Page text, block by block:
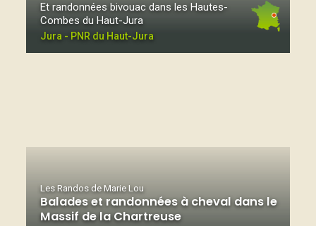
Et randonnées bivouac dans les Hautes-
Combes du Haut-Jura
Jura - PNR du Haut-Jura
Les Randos de Marie Lou
Balades et randonnées à cheval dans le
Massif de la Chartreuse